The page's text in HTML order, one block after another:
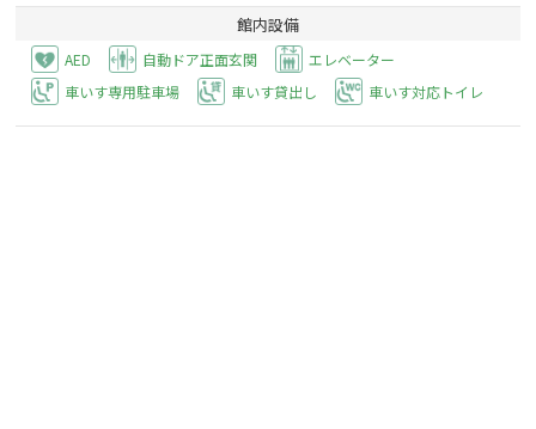
館内設備
AED 自動ドア正面玄関
エレベーター
車いす専用駐車場
車いす貸出し 車いす対応トイレ